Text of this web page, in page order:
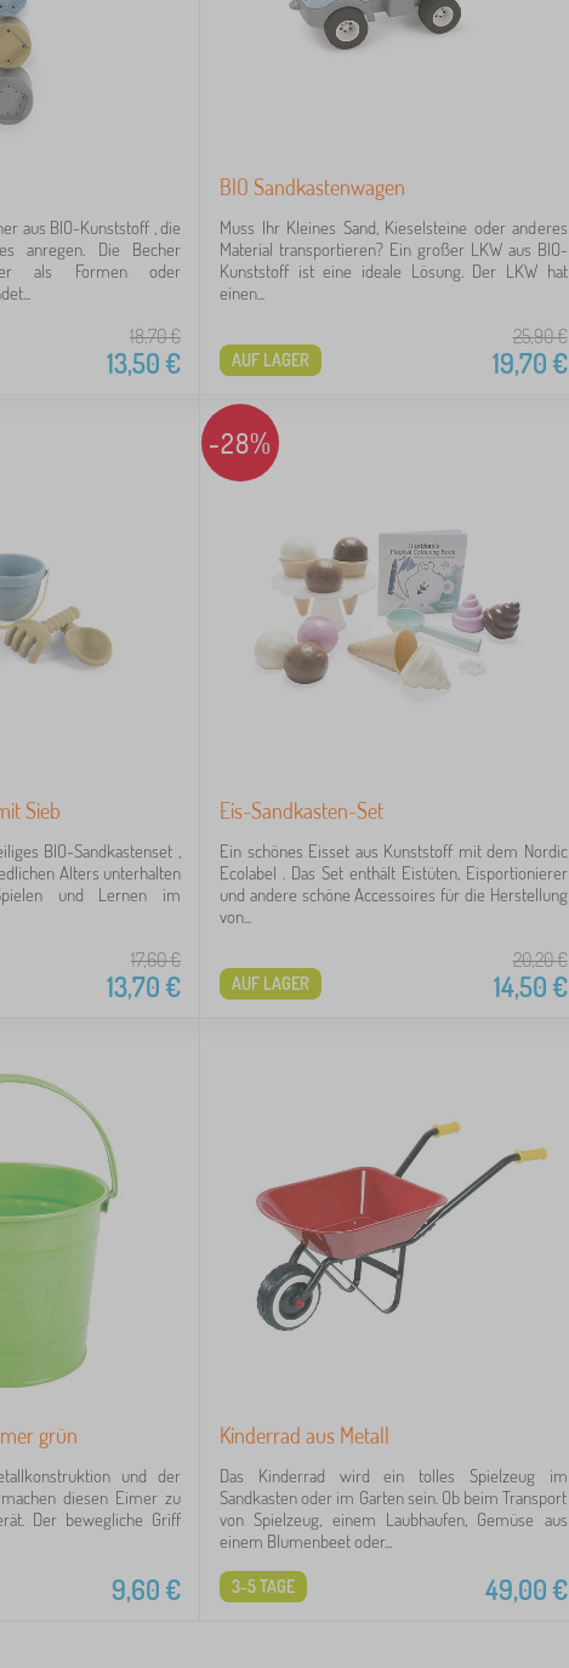
aus BIO-Kunststoff , die
anregen. Die Becher
als Formen oder
18,70€
13,50€
BIO Sandkastenwagen
Muss Ihr Kleines Sand, Kieselsteine oder anderes
Material transportieren? Ein großer LKW aus BIO-
Kunststoff ist eine ideale Lösung. Der LKW hat
einen...
25,90€
19,70€
AUF LAGER
Sieb
BIO-Sandkastenset ,
Alters unterhalten
und Lernen im
17,60€
13,70€
-28%
Eis-Sandkasten-Set
Ein schönes Eisset aus Kunststoff mit dem Nordic
Ecolabel . Das Set enthält Eistüten, Eisportionierer
und andere schöne Accessoires für die Herstellung
von...
20,20€
14,50€
AUF LAGER
grün
und der
diesen Eimer zu
Der bewegliche Griff
9,60€
Kinderrad aus Metall
Das Kinderrad wird ein tolles Spielzeug im
Sandkasten oder im Garten sein. Ob beim Transport
von Spielzeug, einem Laubhaufen, Gemüse aus
einem Blumenbeet oder...
49,00€
3-5 TAGE